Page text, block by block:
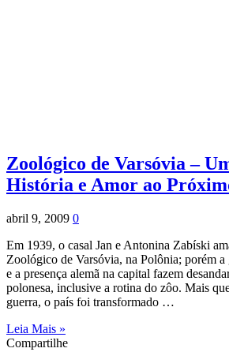
Zoológico de Varsóvia –
História e Amor ao
abril 9, 2009 0
Em 1939, o casal Jan e Antonina Zabíski
Zoológico de Varsóvia, na Polônia; porém a
e a presença alemã na capital fazem
polonesa, inclusive a rotina do zôo. Mais
guerra, o país foi transformado …
Leia Mais »
Compartilhe